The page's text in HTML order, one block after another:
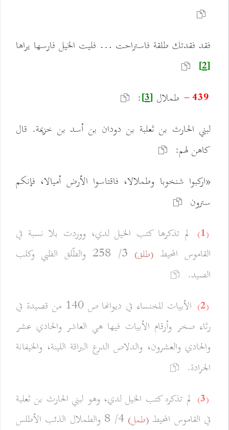
فقد فقدتك طلقة فاستراحت … فليت الخيل فارسها يراها
[2]
439 - طملال [3]
:
لبني الحارث بن ثعلبة بن دودان بن أسد بن خزيمة. قال
كاهن لهم:
«اركبوا شنخوبا وطملالا، فاقتاسوا الأرض أميالا، فإنكم
سترون
(1)
لم تذكرها كتب الخيل لدي، ووردت بلا نسبة في
القاموس المحيط(طلق)
3/ 258 والطّلق الظبي وكلب
الصيد.
(2)
الأبيات للخنساء في ديوانها ص 140 من قصيدة في
رثاء صخر وأرقام الأبيات فيها هي العاشر والحادي عشر
والحادي والعشرون، والدلاص الدرع البراقة اللينة، والخيفانة
الجرادة.
(3)
لم تذكره كتب الخيل لدي، وهو لبني الحارث بن ثعلبة
في القاموس المحيط(طمل) 4/ 8 والطملال الذئب الأطلس